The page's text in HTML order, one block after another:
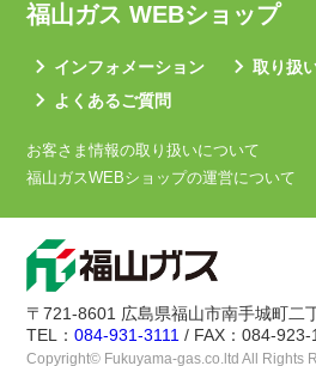
福山ガス WEBショップ
インフォメーション 取り扱
よくあるご質問
お客さま情報の取り扱いについて
福山ガスWEBショップの運営について
〒721-8601 広島県福山市南手城町二
TEL：084-931-3111 / FAX：084-923-
Copyright© Fukuyama-gas.co.ltd All Rights